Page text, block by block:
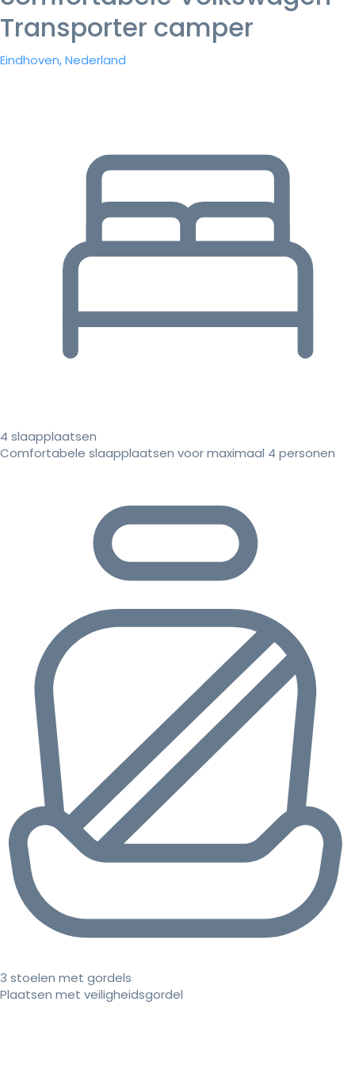
Transporter camper
Eindhoven, Nederland
4 slaapplaatsen
Comfortabele slaapplaatsen voor maximaal 4 personen
3 stoelen met gordels
Plaatsen met veiligheidsgordel